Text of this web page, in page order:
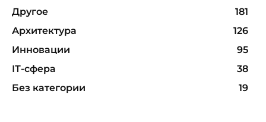
Другое
181
Архитектура
126
Инновации
95
ІТ-сфера
38
Без категории
19